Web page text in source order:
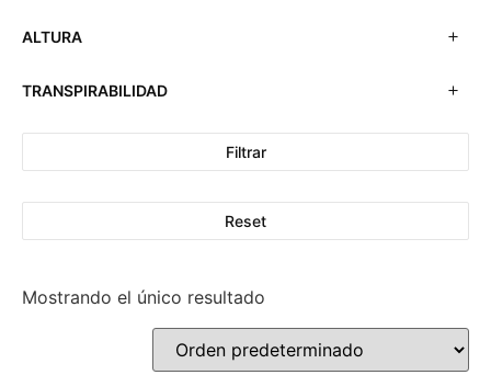
ALTURA
TRANSPIRABILIDAD
Filtrar
Reset
Mostrando el único resultado